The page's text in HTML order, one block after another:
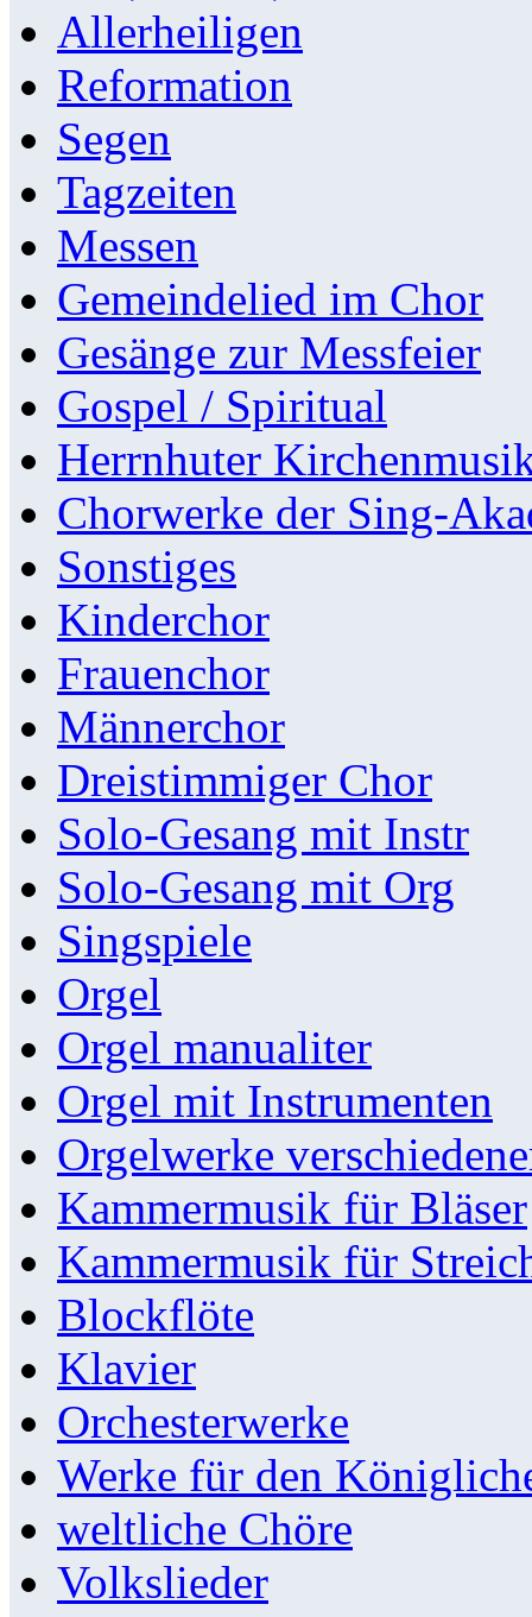
Allerheiligen
Reformation
Segen
Tagzeiten
Messen
Gemeindelied im Chor
Gesänge zur Messfeier
Gospel / Spiritual
Herrnhuter
Chorwerke der Sing-
Sonstiges
Kinderchor
Frauenchor
Männerchor
Dreistimmiger Chor
Solo-Gesang mit Instr
Solo-Gesang mit Org
Singspiele
Orgel
Orgel manualiter
Orgel mit Instrumenten
Orgelwerke
Kammermusik für Bläser
Kammermusik für
Blockflöte
Klavier
Orchesterwerke
Werke für den
weltliche Chöre
Volkslieder